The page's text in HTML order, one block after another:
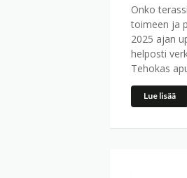
Onko
toimeen ja
2025 ajan
helposti
Tehokas
Lue lisää